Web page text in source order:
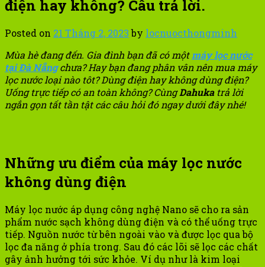
điện hay không? Câu trả lời.
Posted on 21 Tháng 2, 2023by locnuocthongminh
Mùa hè đang đến. Gia đình bạn đã có mộtmáy lọc nước
tại Đà Nẵngchưa? Hay bạn đang phân vân nên mua máy
lọc nước loại nào tôt? Dùng điện hay không dùng điện?
Uống trực tiếp có an toàn không? CùngDahukatrả lời
ngắn gọn tất tần tật các câu hỏi đó ngay dưới đây nhé!
Những ưu điểm của máy lọc nước
không dùng điện
Máy lọc nước áp dụng công nghệ Nano sẽ cho ra sản
phẩm nước sạch không dùng điện và có thể uống trực
tiếp. Nguồn nước từ bên ngoài vào và được lọc qua bộ
lọc đa năng ở phía trong. Sau đó các lõi sẽ lọc các chất
gây ảnh hưởng tới sức khỏe. Ví dụ như là kim loại